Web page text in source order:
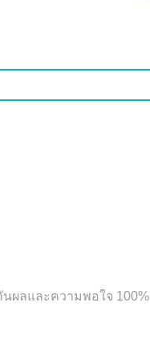
ผลและความพอใจ 100%